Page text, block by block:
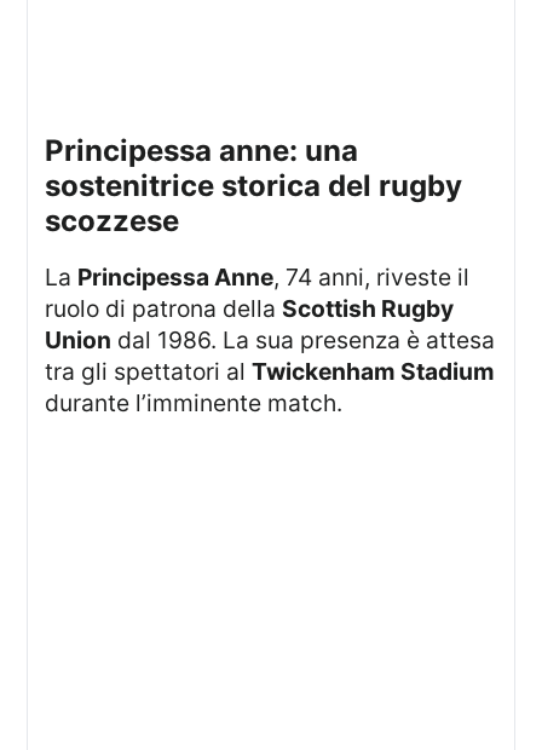
principessa anne: una
sostenitrice storica del rugby
scozzese
La Principessa Anne, 74 anni, riveste il
ruolo di patrona della Scottish Rugby
Union dal 1986. La sua presenza è attesa
tra gli spettatori alTwickenham Stadium
durante l’imminente match.